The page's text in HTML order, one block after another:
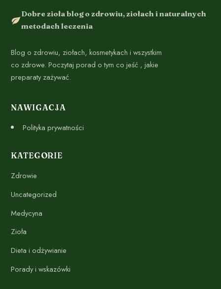
Dobre zioła blog o zdrowiu, ziołach i naturalnych
metodach leczenia
Blog o zdrowiu, ziołach, kosmetykach i wszystkim
co zdrowe. Poczytaj porad o tym co jeść , jakie
preparaty zażywać.
NAWIGACJA
Polityka prywatności
KATEGORIE
Zdrowie
Uncategorized
Medycyna
Zioła
Dieta i odżywianie
Porady i wskazówki